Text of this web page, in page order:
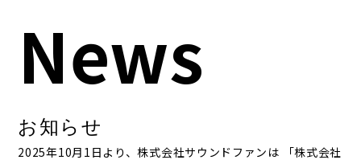
News
お知らせ
2025年10月1日より、株式会社サウンドファンは 「株式会社